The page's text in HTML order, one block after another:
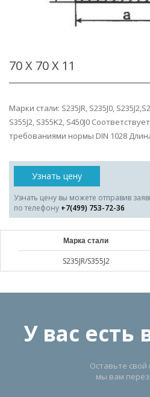
70 Х 70 Х 11
Марки стали: S235JR, S235J0,
S355J2, S355K2, S450J0
требованиями нормы DIN 1028
Узнать цену
Узнать цену вы можете отправив
по телефону +7(499) 753-72-36
Марка стали
S235JR/S355J2
У вас есть
Оставьте свой
мы вам